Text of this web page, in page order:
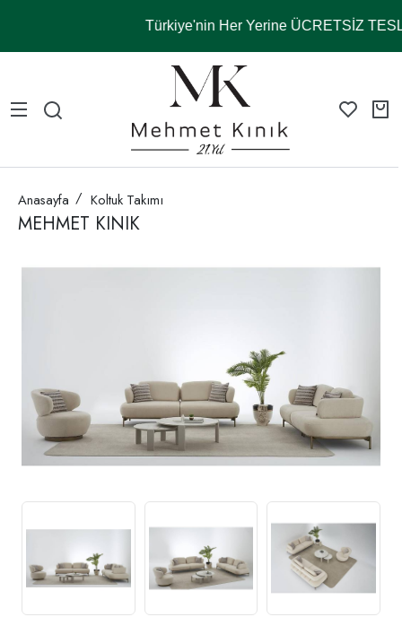
Türkiye'nin Her Yerine ÜCRETSİZ
Anasayfa Koltuk Takımı
MEHMET KINIK